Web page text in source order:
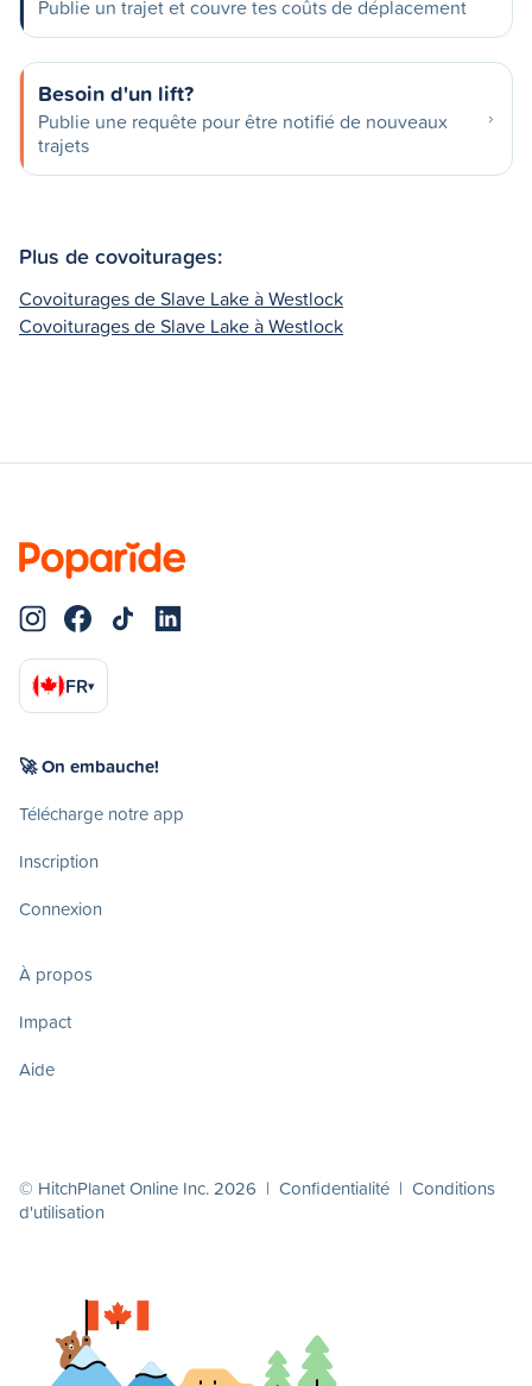
Publie un trajet et couvre tes coûts de déplacement
Besoin d'un lift?
Publie une requête pour être notifié de nouveaux
trajets
Plus de covoiturages:
Covoiturages de Slave Lake à Westlock
Covoiturages de Slave Lake à Westlock
FR▾
🚀 On embauche!
Télécharge notre app
Inscription
Connexion
À propos
Impact
Aide
© HitchPlanet Online Inc. 2026 | Confidentialité | Conditions
d'utilisation